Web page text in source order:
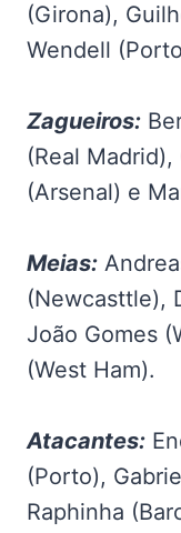
(Girona),
Wendell
Zagueiros:
(Real
(Arsenal) e
Meias:
(Newcasttle),
João Gomes
(West Ham).
Atacantes:
(Porto),
Raphinha